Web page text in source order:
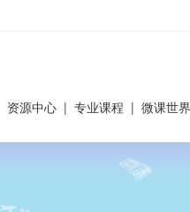
资源中心 | 专业课程 | 微课世界